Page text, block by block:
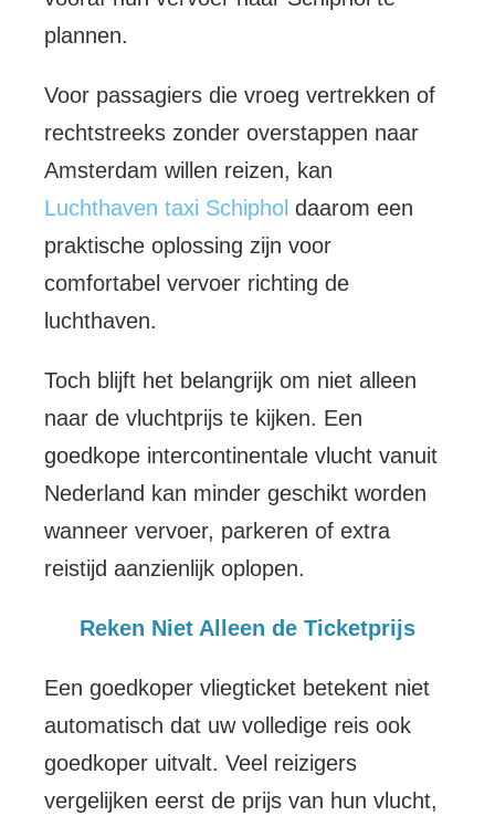
plannen.
Voor passagiers die vroeg vertrekken of
rechtstreeks zonder overstappen naar
Amsterdam willen reizen, kan
Luchthaven taxi Schiphol daarom een
praktische oplossing zijn voor
comfortabel vervoer richting de
luchthaven.
Toch blijft het belangrijk om niet alleen
naar de vluchtprijs te kijken. Een
goedkope intercontinentale vlucht vanuit
Nederland kan minder geschikt worden
wanneer vervoer, parkeren of extra
reistijd aanzienlijk oplopen.
Reken Niet Alleen de Ticketprijs
Een goedkoper vliegticket betekent niet
automatisch dat uw volledige reis ook
goedkoper uitvalt. Veel reizigers
vergelijken eerst de prijs van hun vlucht,